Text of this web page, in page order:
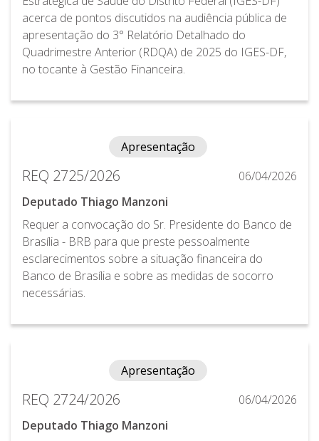
acerca de pontos discutidos na audiência pública de
apresentação do 3° Relatório Detalhado do
Quadrimestre Anterior (RDQA) de 2025 do IGES-DF,
no tocante à Gestão Financeira.
Apresentação
REQ 2725/2026
06/04/2026
Deputado Thiago Manzoni
Requer a convocação do Sr. Presidente do Banco de
Brasília - BRB para que preste pessoalmente
esclarecimentos sobre a situação financeira do
Banco de Brasília e sobre as medidas de socorro
necessárias.
Apresentação
REQ 2724/2026
06/04/2026
Deputado Thiago Manzoni